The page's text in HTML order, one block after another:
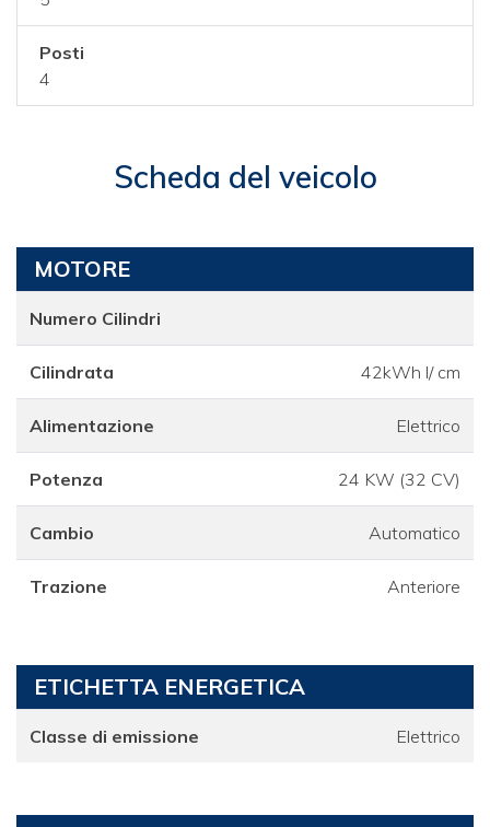
Posti
4
Scheda del veicolo
MOTORE
Numero Cilindri
Cilindrata 42kWh l/ cm
Alimentazione Elettrico
Potenza 24 KW (32 CV)
Cambio Automatico
Trazione Anteriore
ETICHETTA ENERGETICA
Classe di emissione Elettrico